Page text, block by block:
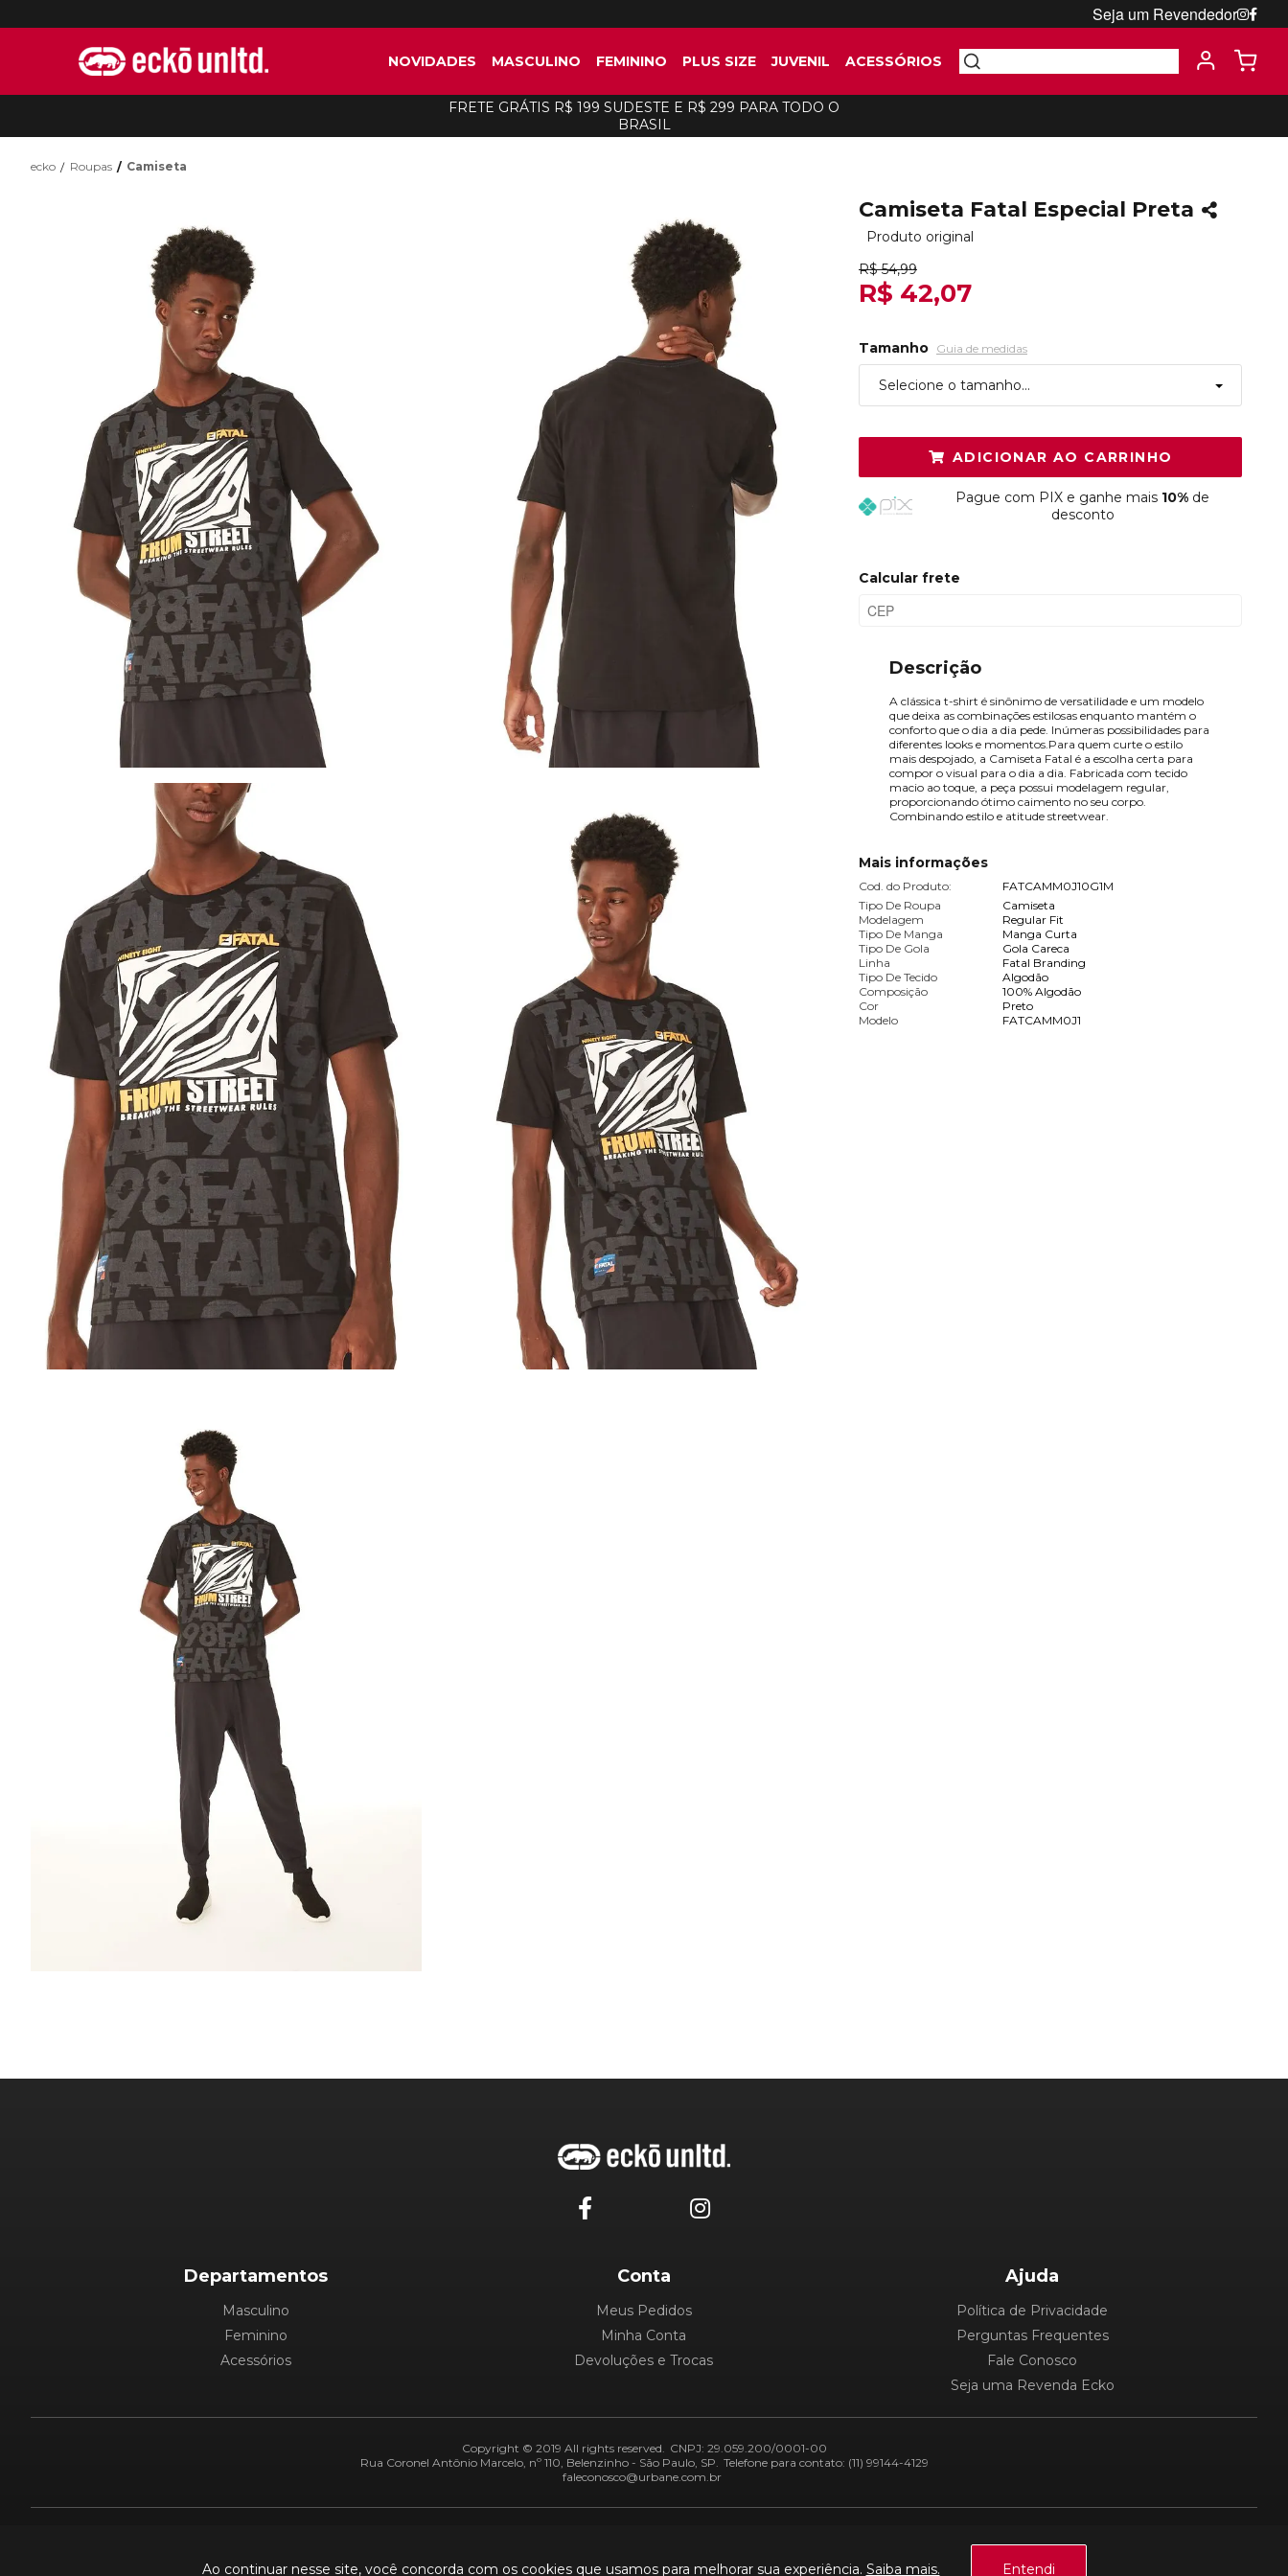
Seja um Revendedor
NOVIDADES MASCULINO FEMININO PLUS SIZE JUVENIL ACESSÓRIOS
FRETE GRÁTIS R$ 199 SUDESTE E R$ 299 PARA TODO O
BRASIL
Ao continuar nesse site, você concorda com os cookies que usamos para melhorar sua experiência. Saiba mais. Entendi
ecko Roupas Camiseta
Camiseta Fatal Especial Preta
Produto original
R$ 54,99
R$ 42,07
Tamanho Guia de medidas
Selecione o tamanho...
Resta 1 item
G
ADICIONAR AO CARRINHO
Pague com PIX e ganhe mais 10% de
desconto
Calcular frete
Descrição
A clássica t-shirt é sinônimo de versatilidade e um modelo
que deixa as combinações estilosas enquanto mantém o
conforto que o dia a dia pede. Inúmeras possibilidades para
diferentes looks e momentos.Para quem curte o estilo
mais despojado, a Camiseta Fatal é a escolha certa para
compor o visual para o dia a dia. Fabricada com tecido
macio ao toque, a peça possui modelagem regular,
proporcionando ótimo caimento no seu corpo.
Combinando estilo e atitude streetwear.
Mais informações
Cod. do Produto:
FATCAMM0J10G1M
Tipo De Roupa
Camiseta
Modelagem
Regular Fit
Tipo De Manga
Manga Curta
Tipo De Gola
Gola Careca
Linha
Fatal Branding
Tipo De Tecido
Algodão
Composição
100% Algodão
Cor
Preto
Modelo
FATCAMM0J1
Departamentos
Masculino
Feminino
Acessórios
Conta
Meus Pedidos
Minha Conta
Devoluções e Trocas
Ajuda
Política de Privacidade
Perguntas Frequentes
Fale Conosco
Seja uma Revenda Ecko
Copyright © 2019 All rights reserved. CNPJ: 29.059.200/0001-00
Rua Coronel Antônio Marcelo, nº 110, Belenzinho - São Paulo, SP. Telefone para contato: (11) 99144-4129
faleconosco@urbane.com.br